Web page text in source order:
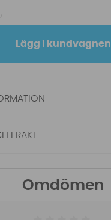
Lägg i kundvagnen
FRAKT
Omdömen